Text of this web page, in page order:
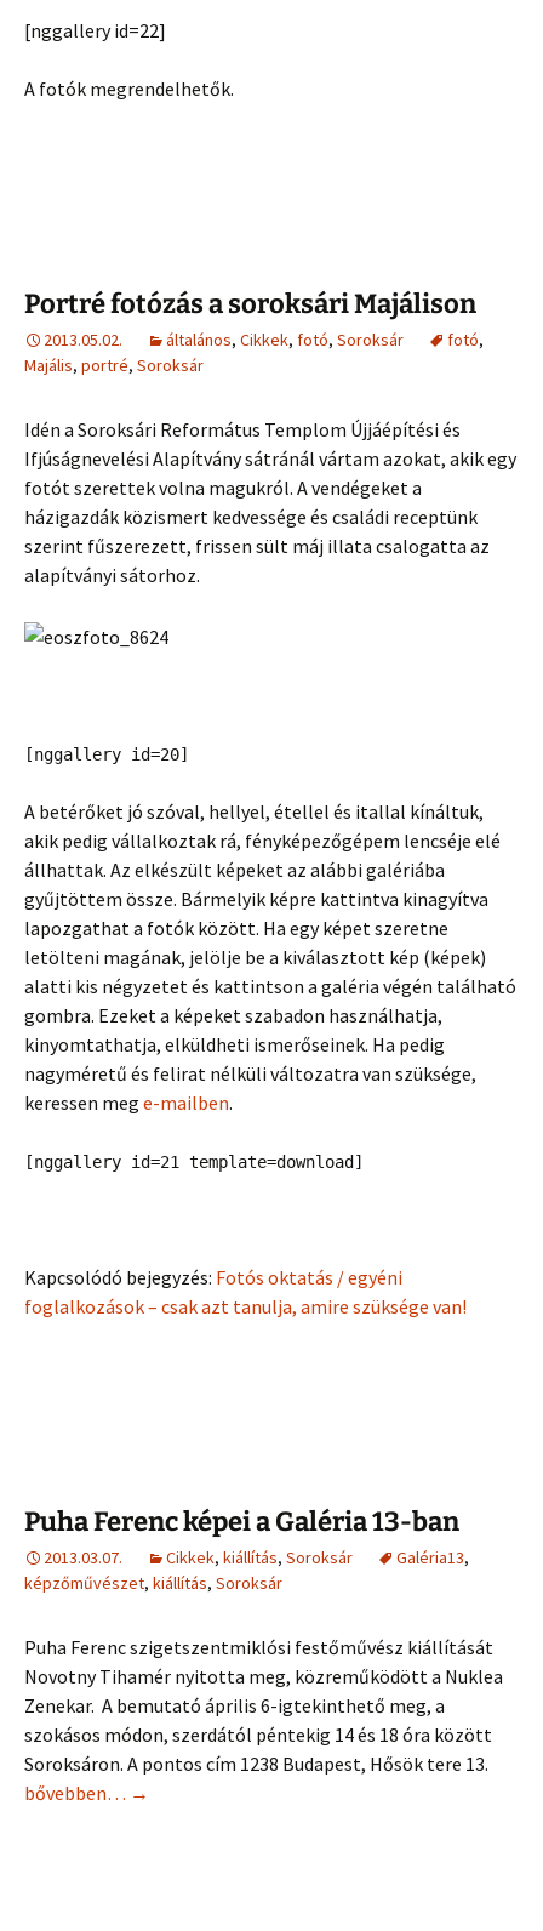
[nggallery id=22]
A fotók megrendelhetők.
Portré fotózás a soroksári Majálison
2013.05.02. általános, Cikkek, fotó, Soroksár fotó,
Majális, portré, Soroksár
Idén a Soroksári Református Templom Újjáépítési és
Ifjúságnevelési Alapítvány sátránál vártam azokat, akik egy
fotót szerettek volna magukról. A vendégeket a
házigazdák közismert kedvessége és családi receptünk
szerint fűszerezett, frissen sült máj illata csalogatta az
alapítványi sátorhoz.
[nggallery id=20]
A betérőket jó szóval, hellyel, étellel és itallal kínáltuk,
akik pedig vállalkoztak rá, fényképezőgépem lencséje elé
állhattak. Az elkészült képeket az alábbi galériába
gyűjtöttem össze. Bármelyik képre kattintva kinagyítva
lapozgathat a fotók között. Ha egy képet szeretne
letölteni magának, jelölje be a kiválasztott kép (képek)
alatti kis négyzetet és kattintson a galéria végén található
gombra. Ezeket a képeket szabadon használhatja,
kinyomtathatja, elküldheti ismerőseinek. Ha pedig
nagyméretű és felirat nélküli változatra van szüksége,
keressen meg e-mailben.
[nggallery id=21 template=download]
Kapcsolódó bejegyzés: Fotós oktatás / egyéni
foglalkozások – csak azt tanulja, amire szüksége van!
Puha Ferenc képei a Galéria 13-ban
2013.03.07. Cikkek, kiállítás, Soroksár Galéria13,
képzőművészet, kiállítás, Soroksár
Puha Ferenc szigetszentmiklósi festőművész kiállítását
Novotny Tihamér nyitotta meg, közreműködött a Nuklea
Zenekar. A bemutató április 6-igtekinthető meg, a
szokásos módon, szerdától péntekig 14 és 18 óra között
Soroksáron. A pontos cím 1238 Budapest, Hősök tere 13.
Puha Ferenc képei a Galéria 13-ban
bővebben… →